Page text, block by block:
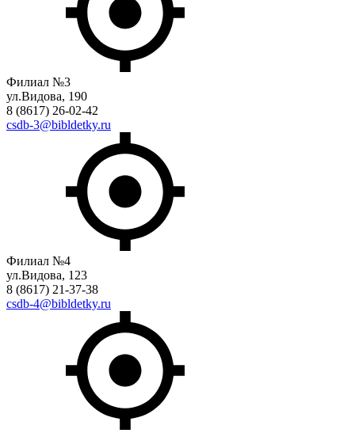
Филиал №3
ул.Видова, 190
8 (8617) 26-02-42
csdb-3@bibldetky.ru
Филиал №4
ул.Видова, 123
8 (8617) 21-37-38
csdb-4@bibldetky.ru